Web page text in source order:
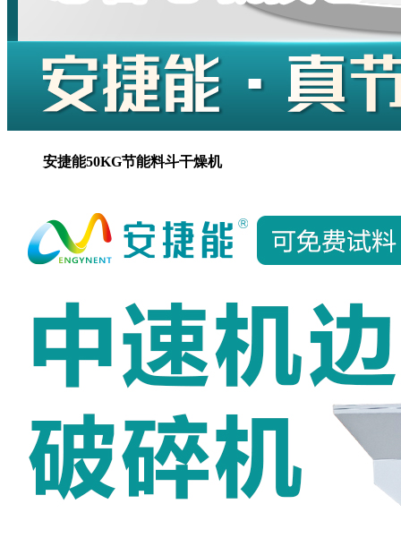
安捷能50KG节能料斗干燥机